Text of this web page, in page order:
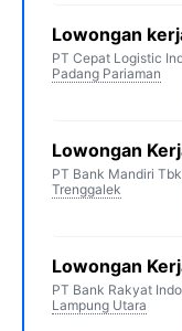
Lowongan
PT Cepat Logistic
Padang Pariaman
Lowongan
PT Bank Mandiri
Trenggalek
Lowongan
PT Bank Rakyat
Lampung Utara